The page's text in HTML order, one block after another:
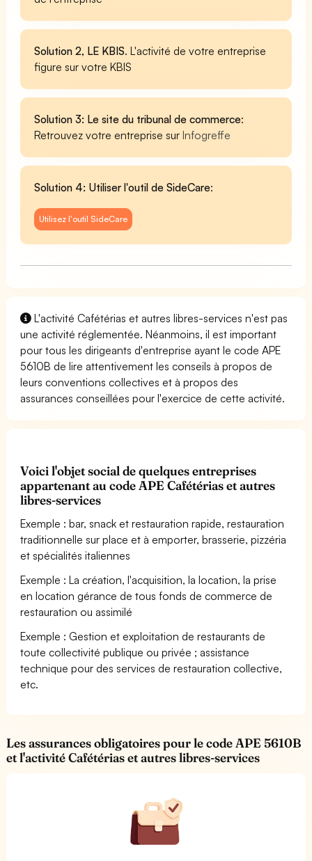
Solution 2, LE KBIS. L'activité de votre entreprise
figure sur votre KBIS
Solution 3: Le site du tribunal de commerce:
Retrouvez votre entreprise surInfogreffe
Solution 4: Utiliser l'outil de SideCare:
Utilisez l'outil SideCare
L'activité Cafétérias et autres libres-services n'est pas
une activité réglementée. Néanmoins, il est important
pour tous les dirigeants d'entreprise ayant le code APE
5610B de lire attentivement les conseils à propos de
leurs conventions collectives et à propos des
assurances conseillées pour l'exercice de cette activité.
Voici l'objet social de quelques entreprises
appartenant au code APE Cafétérias et autres
libres-services
Exemple : bar, snack et restauration rapide, restauration
traditionnelle sur place et à emporter, brasserie, pizzéria
et spécialités italiennes
Exemple : La création, l'acquisition, la location, la prise
en location gérance de tous fonds de commerce de
restauration ou assimilé
Exemple : Gestion et exploitation de restaurants de
toute collectivité publique ou privée ; assistance
technique pour des services de restauration collective,
etc.
Les assurances obligatoires pour le code APE 5610B
et l'activité Cafétérias et autres libres-services